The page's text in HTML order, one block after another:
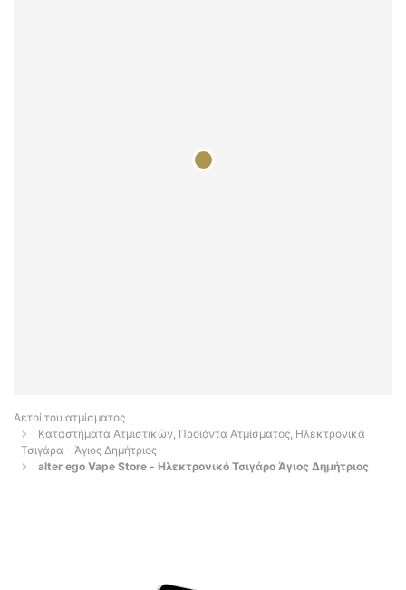
Αετοί του ατμίσματος
Καταστήματα Ατμιστικών, Προϊόντα Ατμίσματος, Ηλεκτρονικά
Τσιγάρα - Άγιος Δημήτριος
alter ego Vape Store - Ηλεκτρονικό Τσιγάρο Άγιος Δημήτριος